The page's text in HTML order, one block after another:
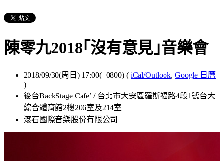
陳零九2018｢沒有意見｣音樂會
2018/09/30(周日) 17:00(+0800) ( iCal/Outlook, Google 日曆
)
後台BackStage Cafe’ / 台北市大安區羅斯福路4段1號台大
綜合體育館2樓206室及214室
滾石國際音樂股份有限公司